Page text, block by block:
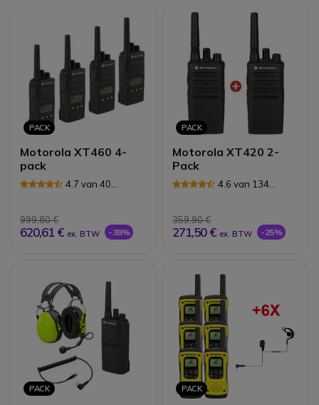
PACK
Motorola XT460 4-
pack
4.7 van 40
999,80 €
620,61 € ex. BTW -38%
PACK
Motorola XT420 2-
Pack
4.6 van 134
359,90 €
271,50 € ex. BTW -25%
PACK PACK